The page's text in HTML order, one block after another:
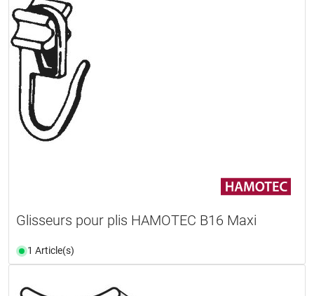
Glisseurs pour plis HAMOTEC B16 Maxi
1 Article(s)